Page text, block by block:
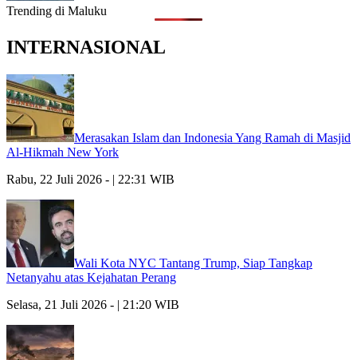
Trending di Maluku
INTERNASIONAL
Merasakan Islam dan Indonesia Yang Ramah di Masjid
Al-Hikmah New York
Rabu, 22 Juli 2026 - | 22:31 WIB
Wali Kota NYC Tantang Trump, Siap Tangkap
Netanyahu atas Kejahatan Perang
Selasa, 21 Juli 2026 - | 21:20 WIB